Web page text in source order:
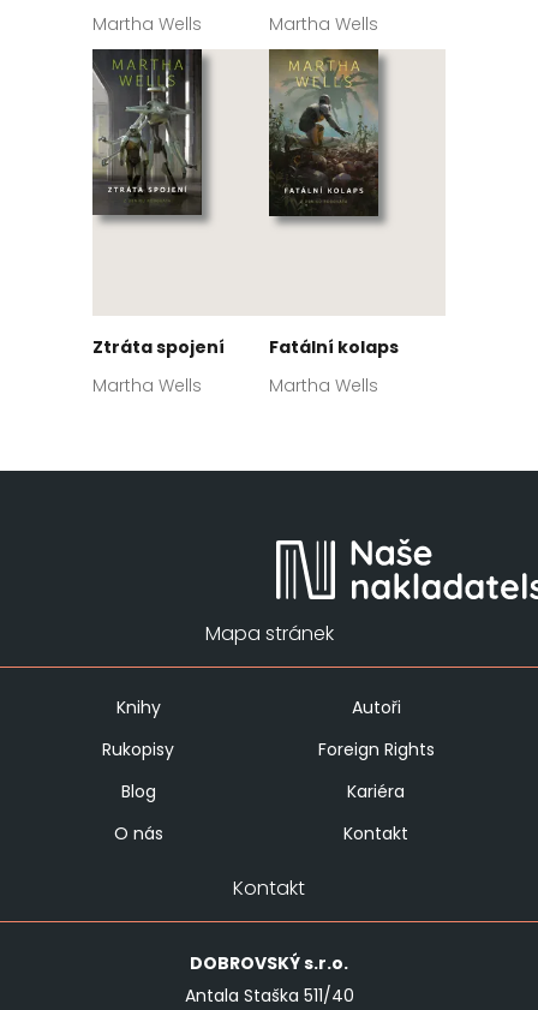
Martha Wells
Martha Wells
Ztráta spojení
Martha Wells
Fatální kolaps
Martha Wells
Mapa stránek
Knihy
Autoři
Rukopisy
Foreign Rights
Blog
Kariéra
O nás
Kontakt
Kontakt
DOBROVSKÝs.r.o.
Antala Staška 511/40